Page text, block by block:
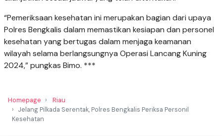
“Pemeriksaan kesehatan ini merupakan bagian dari upaya
Polres Bengkalis dalam memastikan kesiapan dan personel
kesehatan yang bertugas dalam menjaga keamanan
wilayah selama berlangsungnya Operasi Lancang Kuning
2024,” pungkas Bimo. ***
Homepage
Riau
Jelang Pilkada Serentak, Polres Bengkalis Periksa Personil
Kesehatan